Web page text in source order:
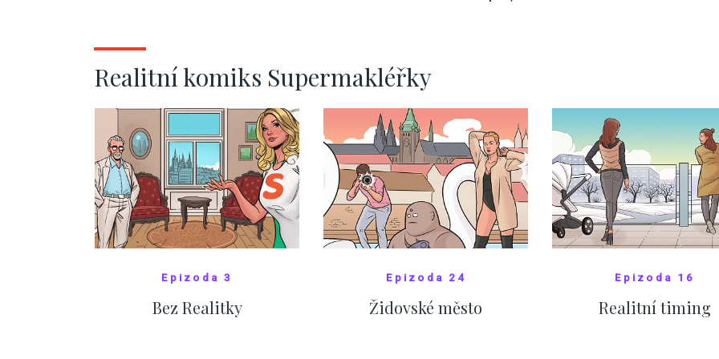
Realitní komiks Supermakléřky
Epizoda 3
Bez Realitky
Epizoda 24
Židovské město
Epizoda 16
Realitní timing